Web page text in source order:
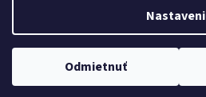
Odmietnuť
Copyright 2026Toptortička.